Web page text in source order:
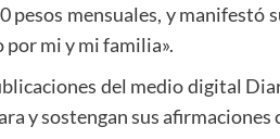
pesos mensuales, y
mi y mi familia».
del medio digital
y sostengan sus afirmaciones